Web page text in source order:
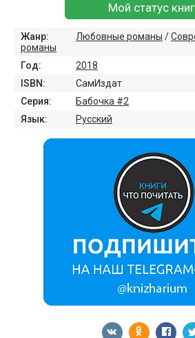
Мой статус
Жанр: Любовные романы /
романы
Год:
2018
ISBN:
СамИздат
Серия:
Бабочка #2
Язык:
Русский